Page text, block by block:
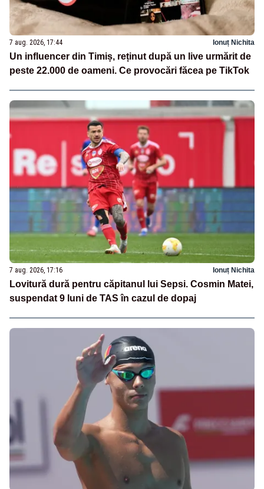
7 aug. 2026, 17:44 Ionuț Nichita
Un influencer din Timiș, reținut după un live urmărit de
peste 22.000 de oameni. Ce provocări făcea pe TikTok
7 aug. 2026, 17:16 Ionuț Nichita
Lovitură dură pentru căpitanul lui Sepsi. Cosmin Matei,
suspendat 9 luni de TAS în cazul de dopaj